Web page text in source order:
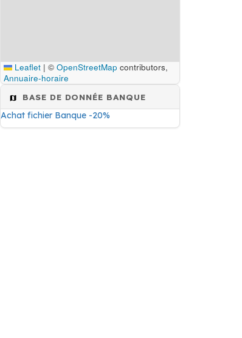
Leaflet | © OpenStreetMap contributors,
Annuaire-horaire
BASE DE DONNÉE BANQUE
Achat fichier Banque -20%